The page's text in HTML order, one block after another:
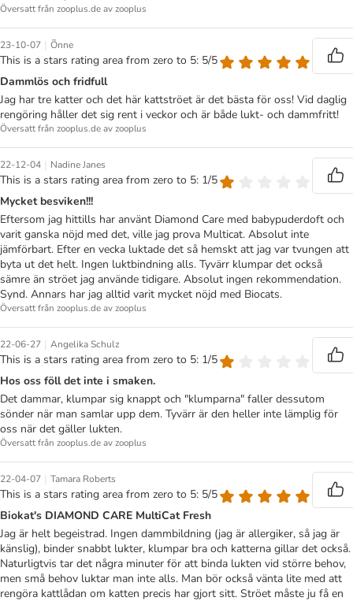
Översatt från zooplus.de av zooplus
23-10-07 | Õnne
This is a stars rating area from zero to 5: 5/5
Dammlös och fridfull
Jag har tre katter och det här kattströet är det bästa för oss! Vid daglig
rengöring håller det sig rent i veckor och är både lukt- och dammfritt!
Översatt från zooplus.de av zooplus
22-12-04 | Nadine Janes
This is a stars rating area from zero to 5: 1/5
Mycket besviken!!!
Eftersom jag hittills har använt Diamond Care med babypuderdoft och
varit ganska nöjd med det, ville jag prova Multicat. Absolut inte
jämförbart. Efter en vecka luktade det så hemskt att jag var tvungen att
byta ut det helt. Ingen luktbindning alls. Tyvärr klumpar det också
sämre än ströet jag använde tidigare. Absolut ingen rekommendation.
Synd. Annars har jag alltid varit mycket nöjd med Biocats.
Översatt från zooplus.de av zooplus
22-06-27 | Angelika Schulz
This is a stars rating area from zero to 5: 1/5
Hos oss föll det inte i smaken.
Det dammar, klumpar sig knappt och "klumparna" faller dessutom
sönder när man samlar upp dem. Tyvärr är den heller inte lämplig för
oss när det gäller lukten.
Översatt från zooplus.de av zooplus
22-04-07 | Tamara Roberts
This is a stars rating area from zero to 5: 5/5
Biokat's DIAMOND CARE MultiCat Fresh
Jag är helt begeistrad. Ingen dammbildning (jag är allergiker, så jag är
känslig), binder snabbt lukter, klumpar bra och katterna gillar det också.
Naturligtvis tar det några minuter för att binda lukten vid större behov,
men små behov luktar man inte alls. Man bör också vänta lite med att
rengöra kattlådan om katten precis har gjort sitt. Ströet måste ju få en